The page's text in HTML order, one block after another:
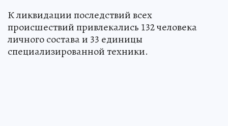
К ликвидации последствий всех
происшествий привлекались 132 человека
личного состава и 33 единицы
специализированной техники.